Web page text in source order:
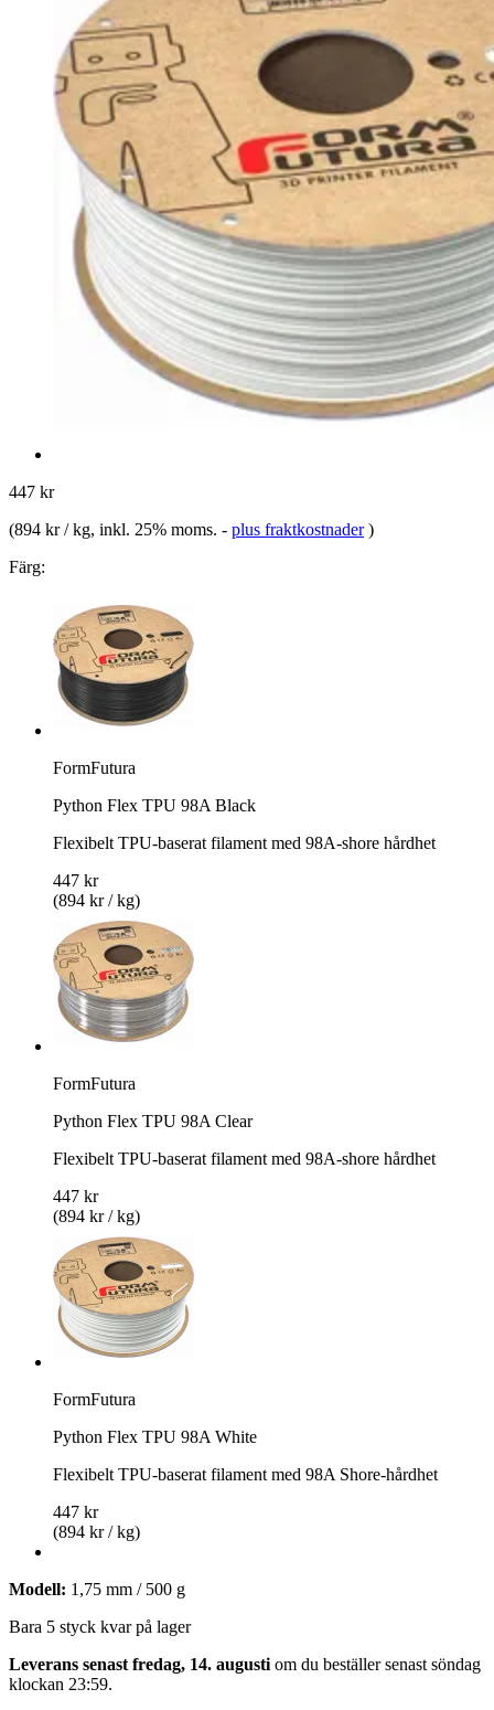
447 kr
(894 kr / kg, inkl. 25% moms. - plus fraktkostnader )
Färg:
FormFutura
Python Flex TPU 98A Black
Flexibelt TPU-baserat filament med 98A-shore hårdhet
447 kr
(894 kr / kg)
FormFutura
Python Flex TPU 98A Clear
Flexibelt TPU-baserat filament med 98A-shore hårdhet
447 kr
(894 kr / kg)
FormFutura
Python Flex TPU 98A White
Flexibelt TPU-baserat filament med 98A Shore-hårdhet
447 kr
(894 kr / kg)
Modell: 1,75 mm / 500 g
Bara 5 styck kvar på lager
Leverans senast fredag, 14. augusti om du beställer senast söndag
klockan 23:59.